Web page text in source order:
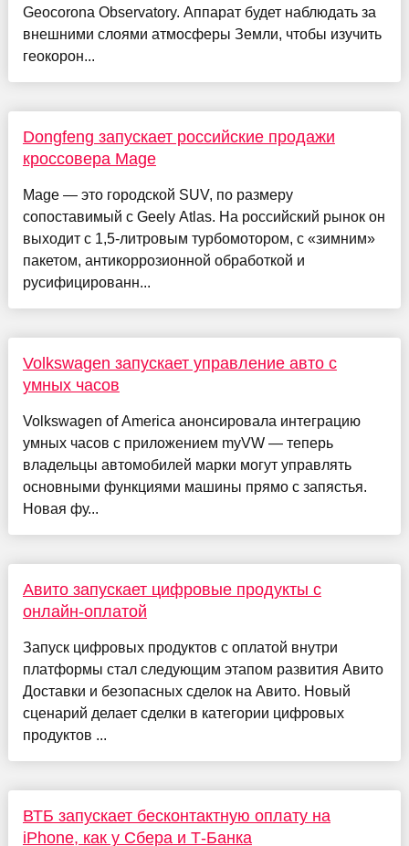
Geocorona Observatory. Аппарат будет наблюдать за
внешними слоями атмосферы Земли, чтобы изучить
геокорон...
Dongfeng запускает российские продажи
кроссовера Mage
Mage — это городской SUV, по размеру
сопоставимый с Geely Atlas. На российский рынок он
выходит с 1,5-литровым турбомотором, с «зимним»
пакетом, антикоррозионной обработкой и
русифицированн...
Volkswagen запускает управление авто с
умных часов
Volkswagen of America анонсировала интеграцию
умных часов с приложением myVW — теперь
владельцы автомобилей марки могут управлять
основными функциями машины прямо с запястья.
Новая фу...
Авито запускает цифровые продукты с
онлайн-оплатой
Запуск цифровых продуктов с оплатой внутри
платформы стал следующим этапом развития Авито
Доставки и безопасных сделок на Авито. Новый
сценарий делает сделки в категории цифровых
продуктов ...
ВТБ запускает бесконтактную оплату на
iPhone, как у Сбера и Т-Банка